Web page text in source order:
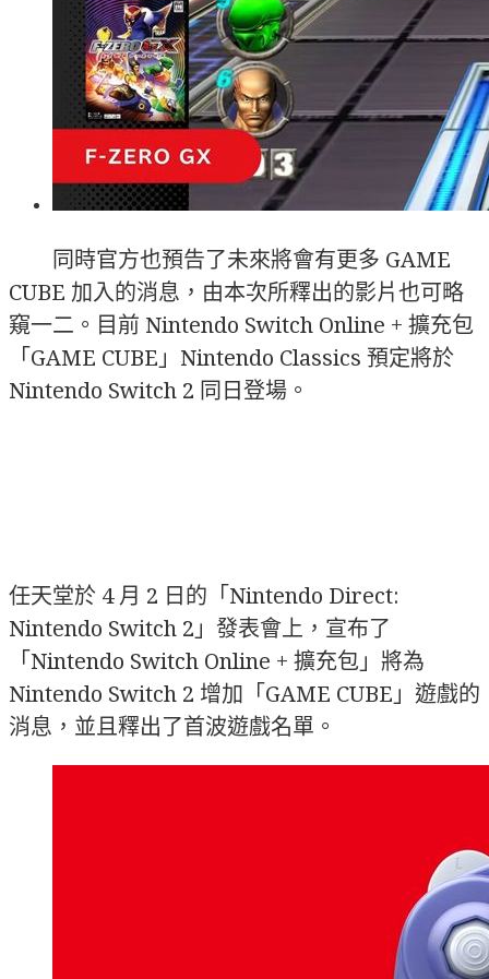
同時官方也預告了未來將會有更多 GAME
CUBE 加入的消息，由本次所釋出的影片也可略
窺一二。目前 Nintendo Switch Online + 擴充包
「GAME CUBE」Nintendo Classics 預定將於
Nintendo Switch 2 同日登場。
任天堂於 4 月 2 日的「Nintendo Direct:
Nintendo Switch 2」發表會上，宣布了
「Nintendo Switch Online + 擴充包」將為
Nintendo Switch 2 增加「GAME CUBE」遊戲的
消息，並且釋出了首波遊戲名單。